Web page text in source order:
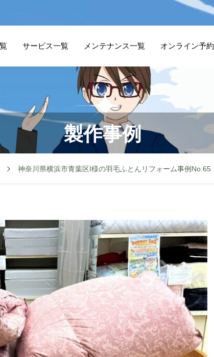
サービス一覧 メンテナンス一覧 オンライン予約
製作事例
神奈川県横浜市青葉区I様の羽毛ふとんリフォーム事例No.65